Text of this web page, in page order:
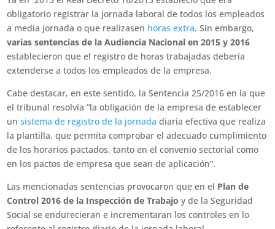
obligatorio registrar la jornada laboral de todos los empleados
a media jornada o que realizasen horas extra. Sin embargo,
varias sentencias de la Audiencia Nacional en 2015 y 2016
establecieron que el registro de horas trabajadas debería
extenderse a todos los empleados de la empresa.
Cabe destacar, en este sentido, la Sentencia 25/2016 en la que
el tribunal resolvía “la obligación de la empresa de establecer
unsistema de registro de la jornada diaria efectiva que realiza
la plantilla, que permita comprobar el adecuado cumplimiento
de los horarios pactados, tanto en el convenio sectorial como
en los pactos de empresa que sean de aplicación”.
Las mencionadas sentencias provocaron que en el Plan de
Control 2016 de la Inspección de Trabajo y de la Seguridad
Social se endurecieran e incrementaran los controles en lo